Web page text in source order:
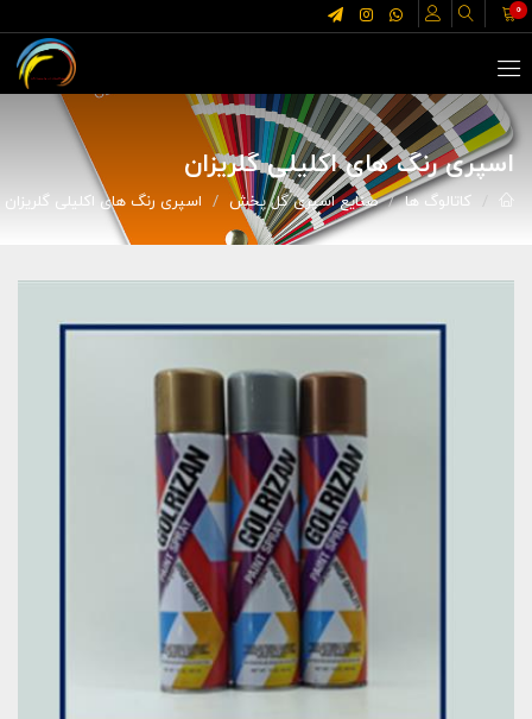
0
اسپری رنگ های اکلیلی گلریزان
کاتالوگ ها صنایع اسپری گل پخش اسپری رنگ های اکلیلی گلریزان